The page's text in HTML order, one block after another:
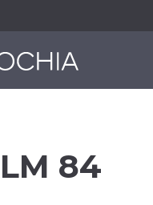
NAS JAK DZIAŁAMY
84